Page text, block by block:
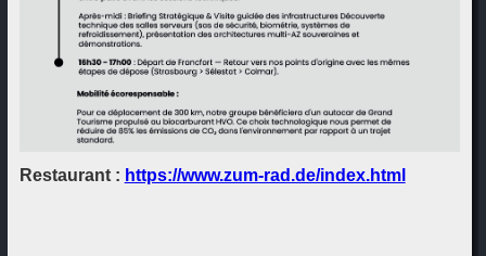
Restaurant : https://www.zum-rad.de/index.html